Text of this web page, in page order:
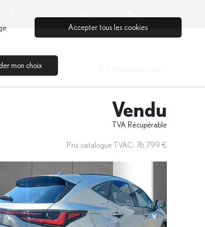
Accepter tous les cookies
mon choix
Vendu
TVA Récupérable
Prix catalogue TVAC: 76.799 €